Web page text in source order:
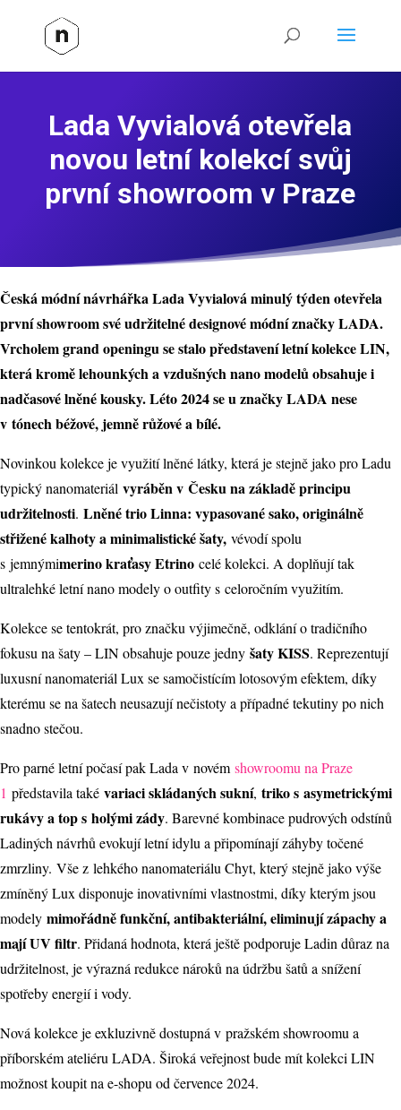
Lada Vyvialová otevřela
novou letní kolekcí svůj
první showroom v Praze
Česká módní návrhářka Lada Vyvialová minulý týden otevřela
první showroom své udržitelné designové módní značky LADA.
Vrcholem grand openingu se stalo představení letní kolekce LIN,
která kromě lehounkých a vzdušných nano modelů obsahuje i
nadčasové lněné kousky. Léto 2024 se u značky LADA nese
v tónech béžové, jemně růžové a bílé.
Novinkou kolekce je využití lněné látky, která je stejně jako pro Ladu
typický nanomateriál vyráběn v Česku na základě principu
udržitelnosti. Lněné trio Linna: vypasované sako, originálně
střižené kalhoty a minimalistické šaty, vévodí spolu
s jemnýmimerino kraťasy Etrino celé kolekci. A doplňují tak
ultralehké letní nano modely o outfity s celoročním využitím.
Kolekce se tentokrát, pro značku výjimečně, odklání o tradičního
fokusu na šaty – LIN obsahuje pouze jedny šaty KISS. Reprezentují
luxusní nanomateriál Lux se samočistícím lotosovým efektem, díky
kterému se na šatech neusazují nečistoty a případné tekutiny po nich
snadno stečou.
Pro parné letní počasí pak Lada v novém showroomu na Praze
1 představila také variaci skládaných sukní, triko s asymetrickými
rukávy a top s holými zády. Barevné kombinace pudrových odstínů
Ladiných návrhů evokují letní idylu a připomínají záhyby točené
zmrzliny. Vše z lehkého nanomateriálu Chyt, který stejně jako výše
zmíněný Lux disponuje inovativními vlastnostmi, díky kterým jsou
modely mimořádně funkční, antibakteriální, eliminují zápachy a
mají UV filtr. Přidaná hodnota, která ještě podporuje Ladin důraz na
udržitelnost, je výrazná redukce nároků na údržbu šatů a snížení
spotřeby energií i vody.
Nová kolekce je exkluzivně dostupná v pražském showroomu a
příborském ateliéru LADA. Široká veřejnost bude mít kolekci LIN
možnost koupit na e-shopu od července 2024.